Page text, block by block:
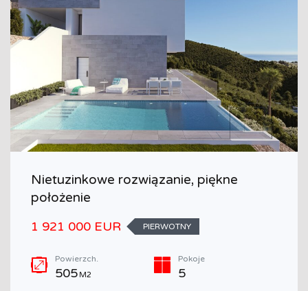
Nietuzinkowe rozwiązanie, piękne
położenie
1 921 000 EUR
PIERWOTNY
Powierzch.
505 M2
Pokoje
5